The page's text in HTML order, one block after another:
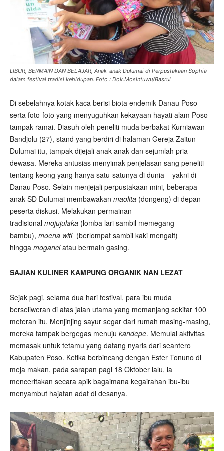
LIBUR, BERMAIN DAN BELAJAR, Anak-anak Dulumai di Perpustakaan Sophia
dalam festival tradisi kehidupan. Foto : Dok.Mosintuwu/Basrul
Di sebelahnya kotak kaca berisi biota endemik Danau Poso
serta foto-foto yang menyuguhkan kekayaan hayati alam Poso
tampak ramai. Diasuh oleh peneliti muda berbakat Kurniawan
Bandjolu (27), stand yang berdiri di halaman Gereja Zaitun
Dulumai itu, tampak dijejali anak-anak dan sejumlah pria
dewasa. Mereka antusias menyimak penjelasan sang peneliti
tentang keong yang hanya satu-satunya di dunia – yakni di
Danau Poso. Selain menjejali perpustakaan mini, beberapa
anak SD Dulumai membawakan maolita (dongeng) di depan
peserta diskusi. Melakukan permainan
tradisional mojujulaka (lomba lari sambil memegang
bambu), moena witi(berlompat sambil kaki mengait)
hingga moganciatau bermain gasing.
SAJIAN KULINER KAMPUNG ORGANIK NAN LEZAT
Sejak pagi, selama dua hari festival, para ibu muda
berseliweran di atas jalan utama yang memanjang sekitar 100
meteran itu. Menjinjing sayur segar dari rumah masing-masing,
mereka tampak bergegas menuju kandepe. Memulai aktivitas
memasak untuk tetamu yang datang nyaris dari seantero
Kabupaten Poso. Ketika berbincang dengan Ester Tonuno di
meja makan, pada sarapan pagi 18 Oktober lalu, ia
menceritakan secara apik bagaimana kegairahan ibu-ibu
menyambut hajatan adat di desanya.